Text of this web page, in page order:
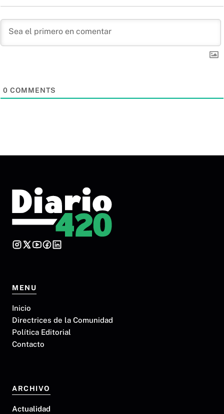
0 COMMENTS
MENU
Inicio
Directrices de la Comunidad
Política Editorial
Contacto
ARCHIVO
Actualidad